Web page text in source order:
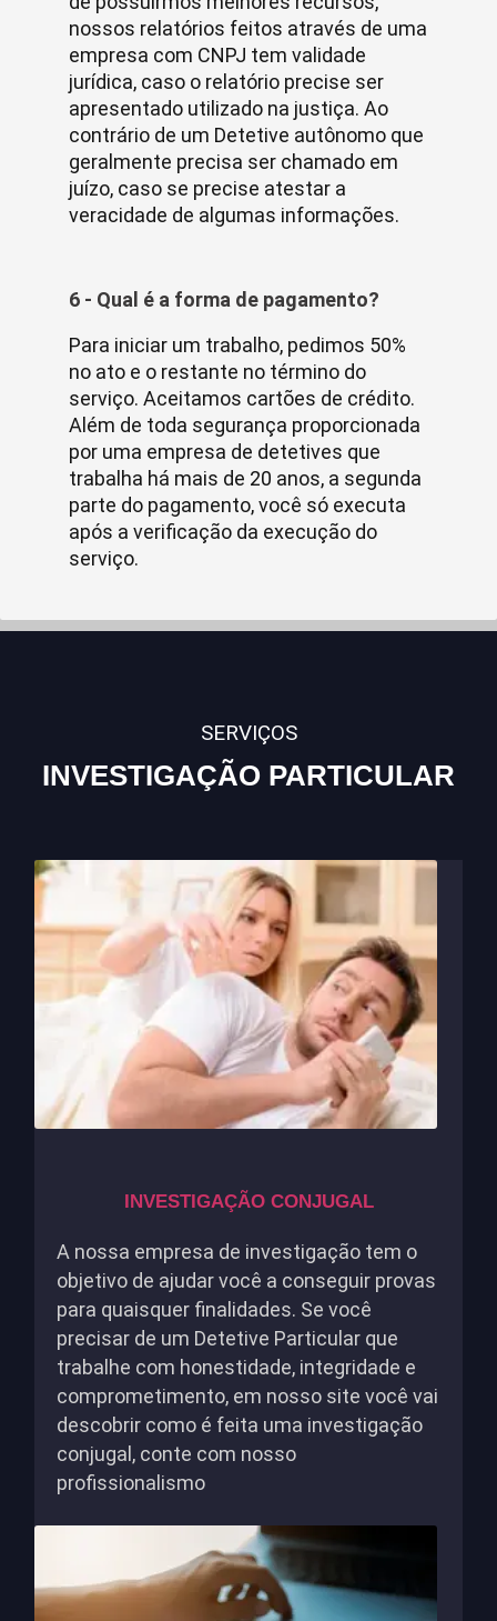
nossos relatórios feitos através de uma
empresa com CNPJ tem validade
jurídica, caso o relatório precise ser
apresentado utilizado na justiça. Ao
contrário de um Detetive autônomo que
geralmente precisa ser chamado em
juízo, caso se precise atestar a
veracidade de algumas informações.
6 - Qual é a forma de pagamento?
Para iniciar um trabalho, pedimos 50%
no ato e o restante no término do
serviço. Aceitamos cartões de crédito.
Além de toda segurança proporcionada
por uma empresa de detetives que
trabalha há mais de 20 anos, a segunda
parte do pagamento, você só executa
após a verificação da execução do
serviço.
SERVIÇOS
INVESTIGAÇÃO PARTICULAR
INVESTIGAÇÃO CONJUGAL
A nossa empresa de investigação tem o
objetivo de ajudar você a conseguir provas
para quaisquer finalidades. Se você
precisar de um Detetive Particular que
trabalhe com honestidade, integridade e
comprometimento, em nosso site você vai
descobrir como é feita uma investigação
conjugal, conte com nosso
profissionalismo